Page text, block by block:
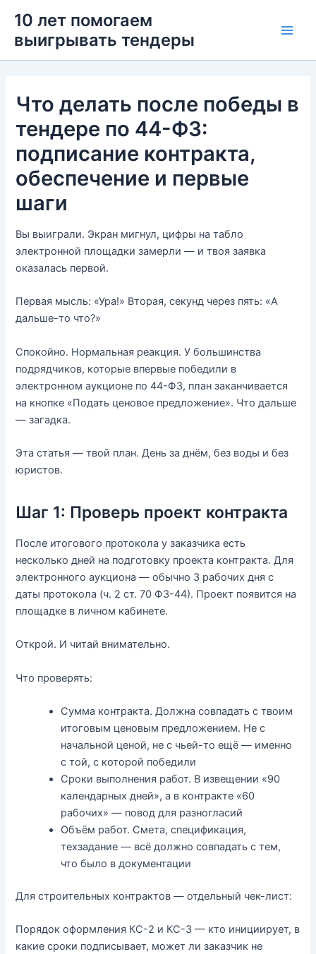
содержимому
10 лет помогаем
выигрывать тендеры
Что делать после победы в
тендере по 44-ФЗ:
подписание контракта,
обеспечение и первые
шаги
Вы выиграли. Экран мигнул, цифры на табло
электронной площадки замерли — и твоя заявка
оказалась первой.
Первая мысль: «Ура!» Вторая, секунд через пять: «А
дальше-то что?»
Спокойно. Нормальная реакция. У большинства
подрядчиков, которые впервые победили в
электронном аукционе по 44-ФЗ, план заканчивается
на кнопке «Подать ценовое предложение». Что дальше
— загадка.
Эта статья — твой план. День за днём, без воды и без
юристов.
Шаг 1: Проверь проект контракта
После итогового протокола у заказчика есть
несколько дней на подготовку проекта контракта. Для
электронного аукциона — обычно 3 рабочих дня с
даты протокола (ч. 2 ст. 70 ФЗ-44). Проект появится на
площадке в личном кабинете.
Открой. И читай внимательно.
Что проверять:
Сумма контракта. Должна совпадать с твоим
итоговым ценовым предложением. Не с
начальной ценой, не с чьей-то ещё — именно
с той, с которой победили
Сроки выполнения работ. В извещении «90
календарных дней», а в контракте «60
рабочих» — повод для разногласий
Объём работ. Смета, спецификация,
техзадание — всё должно совпадать с тем,
что было в документации
Для строительных контрактов — отдельный чек-лист:
Порядок оформления КС-2 и КС-3 — кто инициирует, в
какие сроки подписывает, может ли заказчик не